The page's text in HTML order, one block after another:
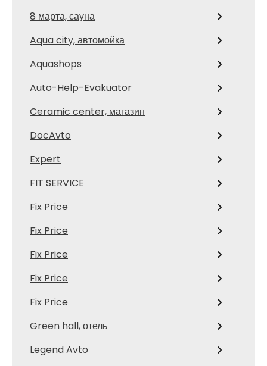
8 марта, сауна
Aqua city, автомойка
Aquashops
Auto-Help-Evakuator
Ceramic center, магазин
DocAvto
Expert
FIT SERVICE
Fix Price
Fix Price
Fix Price
Fix Price
Fix Price
Green hall, отель
Legend Avto